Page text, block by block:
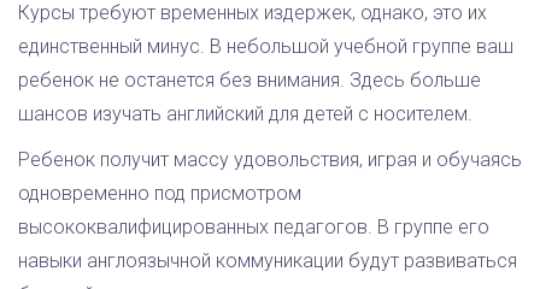
Курсы требуют временных издержек, однако, это их
единственный минус. В небольшой учебной группе ваш
ребенок не останется без внимания. Здесь больше
шансов изучать английский для детей с носителем.
Ребенок получит массу удовольствия, играя и обучаясь
одновременно под присмотром
высококвалифицированных педагогов. В группе его
навыки англоязычной коммуникации будут развиваться